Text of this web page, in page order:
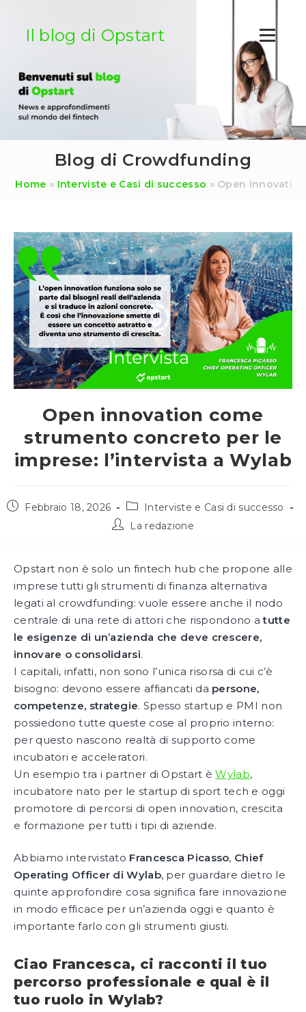
contenutoIl blog di Opstart
Blog di Crowdfunding
Home » Interviste e Casi di successo » Open
Open innovation come
strumento concreto per le
imprese: l’intervista a Wylab
ArticoloFebbraio 18, 2026
Categoria
dell'articolo:
Interviste e Casi di successo
AutoreLa redazione
Opstart non è solo un fintech hub che propone alle
imprese tutti gli strumenti di finanza alternativa
legati al crowdfunding: vuole essere anche il nodo
centrale di una rete di attori che rispondono atutte
le esigenze di un’azienda che deve crescere,
innovare o consolidarsi.
I capitali, infatti, non sono l’unica risorsa di cui c’è
bisogno: devono essere affiancati da persone,
competenze, strategie. Spesso startup e PMI non
possiedono tutte queste cose al proprio interno:
per questo nascono realtà di supporto come
incubatori e acceleratori.
Un esempio tra i partner di Opstart èWylab,
incubatore nato per le startup di sport tech e oggi
promotore di percorsi di open innovation, crescita
e formazione per tutti i tipi di aziende.
Abbiamo intervistato Francesca Picasso, Chief
Operating Officer di Wylab, per guardare dietro le
quinte approfondire cosa significa fare innovazione
in modo efficace per un’azienda oggi e quanto è
importante farlo con gli strumenti giusti.
Ciao Francesca, ci racconti il tuo
percorso professionale e qual è il
tuo ruolo in Wylab?